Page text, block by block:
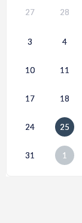
27 28
3 4
10 11
17 18
24 25
31 1